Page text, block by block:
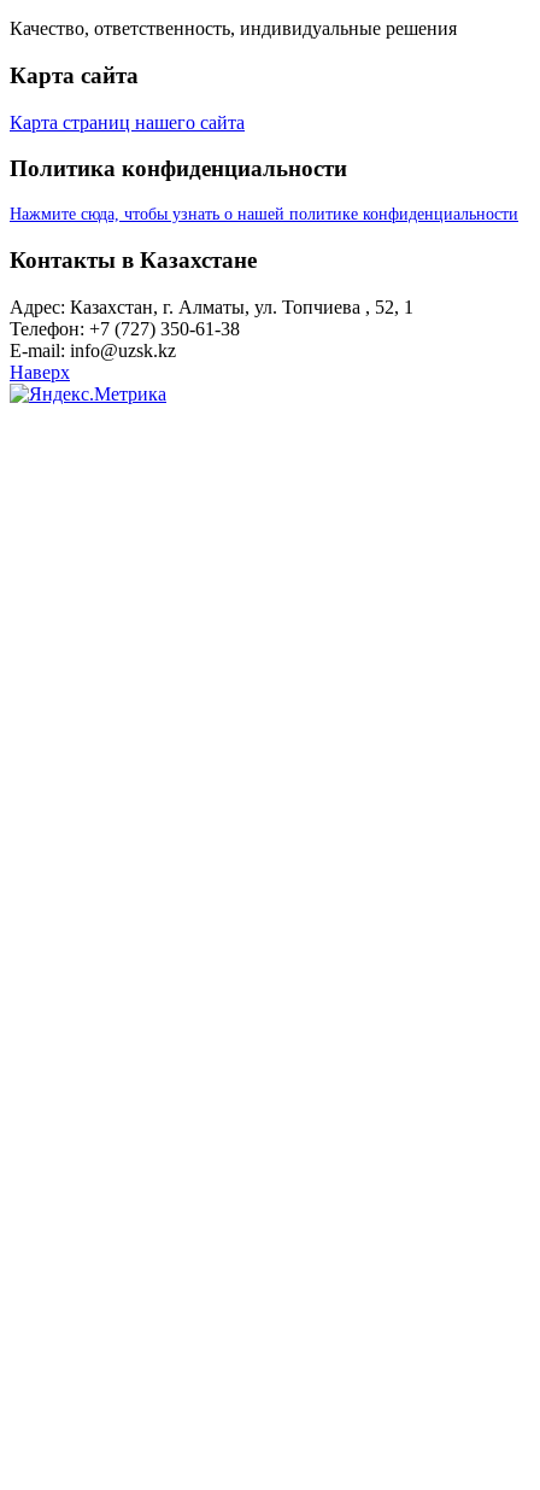
Качество, ответственность, индивидуальные решения
Карта сайта
Карта страниц нашего сайта
Политика конфиденциальности
Нажмите сюда, чтобы узнать о нашей политике конфиденциальности
Контакты в Казахстане
Адрес: Казахстан, г. Алматы, ул. Топчиева , 52, 1
Телефон: +7 (727) 350-61-38
E-mail: info@uzsk.kz
Наверх